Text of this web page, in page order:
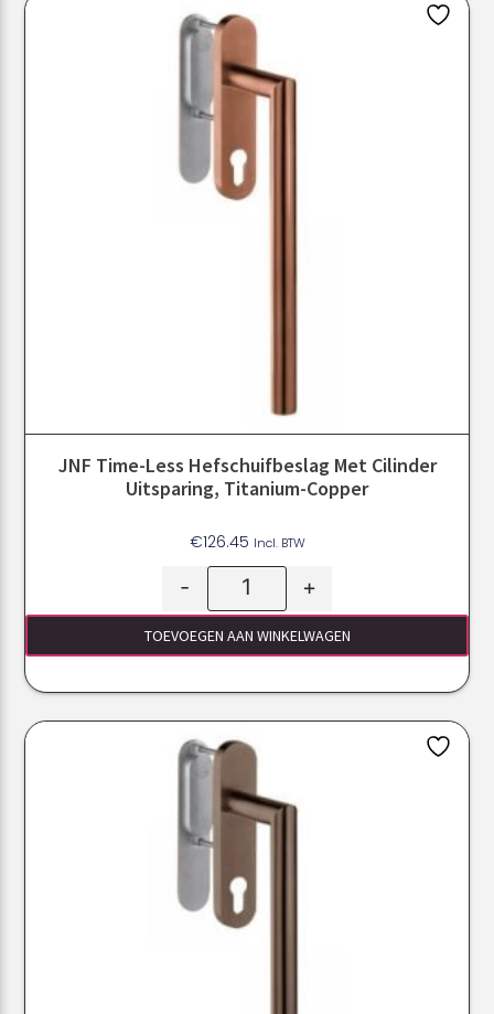
JNF Time-Less Hefschuifbeslag Met Cilinder
Uitsparing, Titanium-Copper
€126.45 Incl. BTW
- +
TOEVOEGEN AAN WINKELWAGEN